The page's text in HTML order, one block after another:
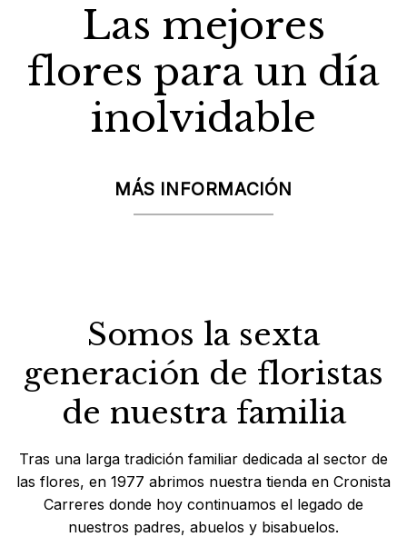
Las mejores
flores para un día
inolvidable
MÁS INFORMACIÓN
Somos la sexta
generación de floristas
de nuestra familia
Tras una larga tradición familiar dedicada al sector de
las flores, en 1977 abrimos nuestra tienda en Cronista
Carreres donde hoy continuamos el legado de
nuestros padres, abuelos y bisabuelos.